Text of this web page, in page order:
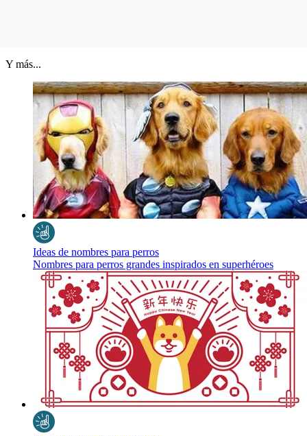
Y más...
Ideas de nombres para perros
Nombres para perros grandes inspirados en superhéroes